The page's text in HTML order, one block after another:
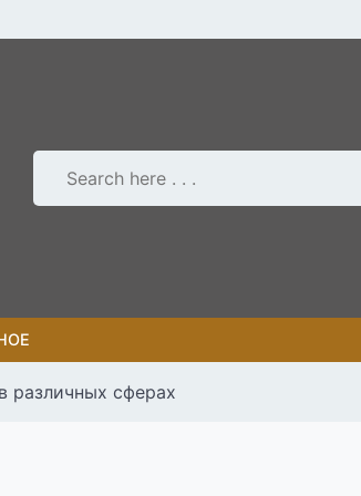
различных сферах